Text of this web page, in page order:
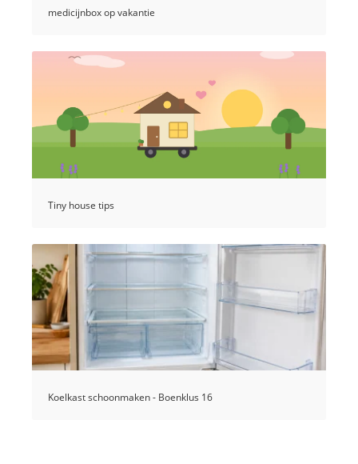
medicijnbox op vakantie
Tiny house tips
Koelkast schoonmaken - Boenklus 16